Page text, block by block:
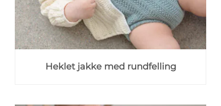
Heklet jakke med rundfelling